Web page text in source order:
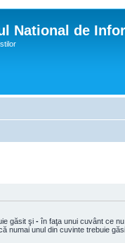
National de
găsit şi - în faţa unui cuvânt ce
numai unul din cuvinte trebuie